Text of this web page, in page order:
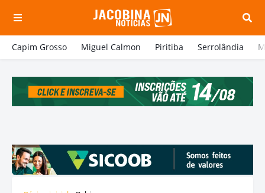
Capim Grosso Miguel Calmon Piritiba Serrolândia